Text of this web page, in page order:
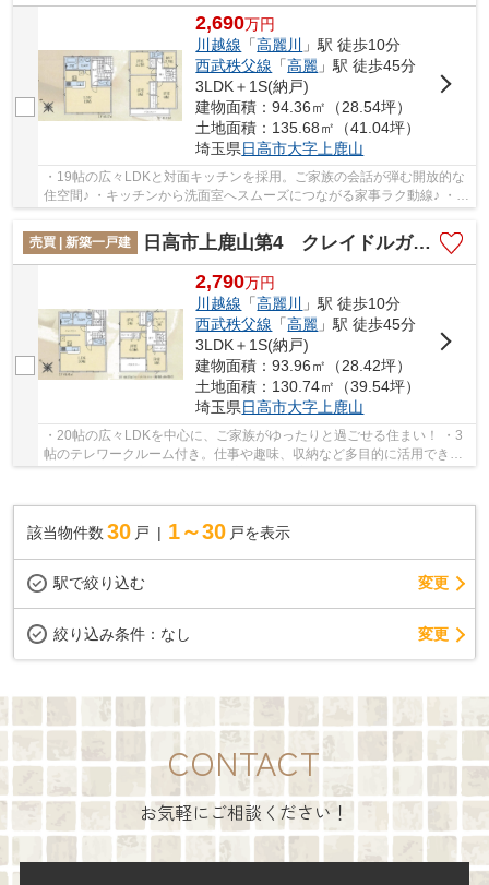
2,690万円
川越線 「高麗川
」駅 徒歩10分
西武秩父線 「高麗 」駅 徒歩45分
3LDK＋1S(納戸)
建物面積：94.36㎡（28.54坪）
土地面積：135.68㎡（41.04坪）
埼玉県日高市大字上鹿山
・19帖の広々LDKと対面キッチンを採用。ご家族の会話が弾む開放的な
住空間♪ ・キッチンから洗面室へスムーズにつながる家事ラク動線♪ ・ス
売買 | 新築一戸建
日高市上鹿山第4 クレイドルガーデン 新築戸建 全3棟 2号棟
2,790万円
川越線 「高麗川
」駅 徒歩10分
西武秩父線 「高麗 」駅 徒歩45分
3LDK＋1S(納戸)
建物面積：93.96㎡（28.42坪）
土地面積：130.74㎡（39.54坪）
埼玉県日高市大字上鹿山
・20帖の広々LDKを中心に、ご家族がゆったりと過ごせる住まい！ ・3
帖のテレワークルーム付き。仕事や趣味、収納など多目的に活用できる
該当物件数 30 戸 1～30 戸を表示
駅で絞り込む 変更
絞り込み条件： なし 変更
CONTACT
お気軽にご相談ください！